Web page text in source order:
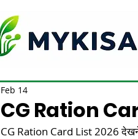
CG Ration
Feb 14
CG Ration Card List 2026